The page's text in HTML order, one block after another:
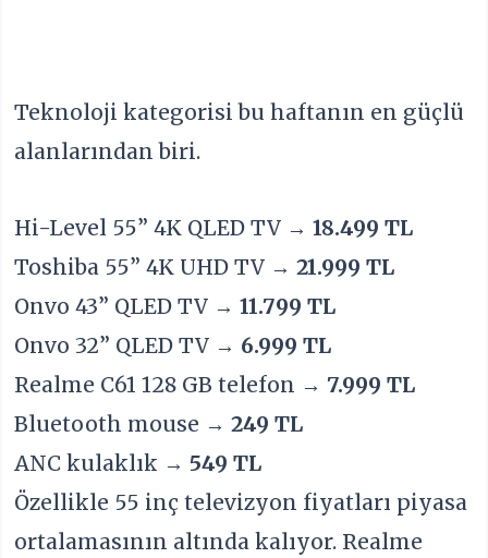
Teknoloji kategorisi bu haftanın en güçlü
alanlarından biri.
Hi-Level 55” 4K QLED TV →18.499 TL
Toshiba 55” 4K UHD TV →21.999 TL
Onvo 43” QLED TV →11.799 TL
Onvo 32” QLED TV → 6.999 TL
Realme C61 128 GB telefon →7.999 TL
Bluetooth mouse →249 TL
ANC kulaklık → 549 TL
Özellikle 55 inç televizyon fiyatları piyasa
ortalamasının altında kalıyor. Realme